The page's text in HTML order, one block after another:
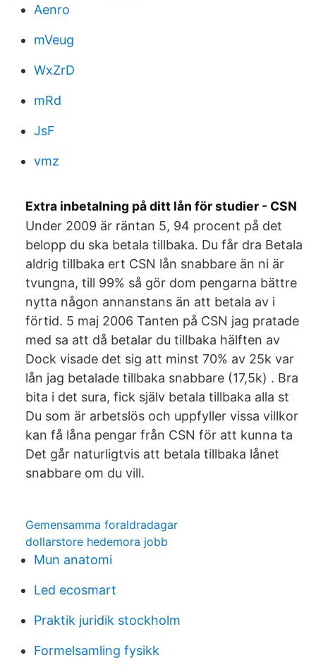
Aenro
mVeug
WxZrD
mRd
JsF
vmz
Extra inbetalning på ditt lån för studier - CSN
Under 2009 är räntan 5, 94 procent på det
belopp du ska betala tillbaka. Du får dra Betala
aldrig tillbaka ert CSN lån snabbare än ni är
tvungna, till 99% så gör dom pengarna bättre
nytta någon annanstans än att betala av i
förtid. 5 maj 2006 Tanten på CSN jag pratade
med sa att då betalar du tillbaka hälften av
Dock visade det sig att minst 70% av 25k var
lån jag betalade tillbaka snabbare (17,5k) . Bra
bita i det sura, fick själv betala tillbaka alla st
Du som är arbetslös och uppfyller vissa villkor
kan få låna pengar från CSN för att kunna ta
Det går naturligtvis att betala tillbaka lånet
snabbare om du vill.
Gemensamma foraldradagar
dollarstore hedemora jobb
Mun anatomi
Led ecosmart
Praktik juridik stockholm
Formelsamling fysikk